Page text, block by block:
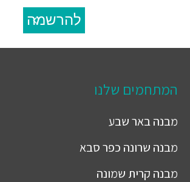
להרשמה
המתחמים שלנו
מבנהבאר שבע
מבנה שרונה כפר סבא
מבנה קרית שמונה